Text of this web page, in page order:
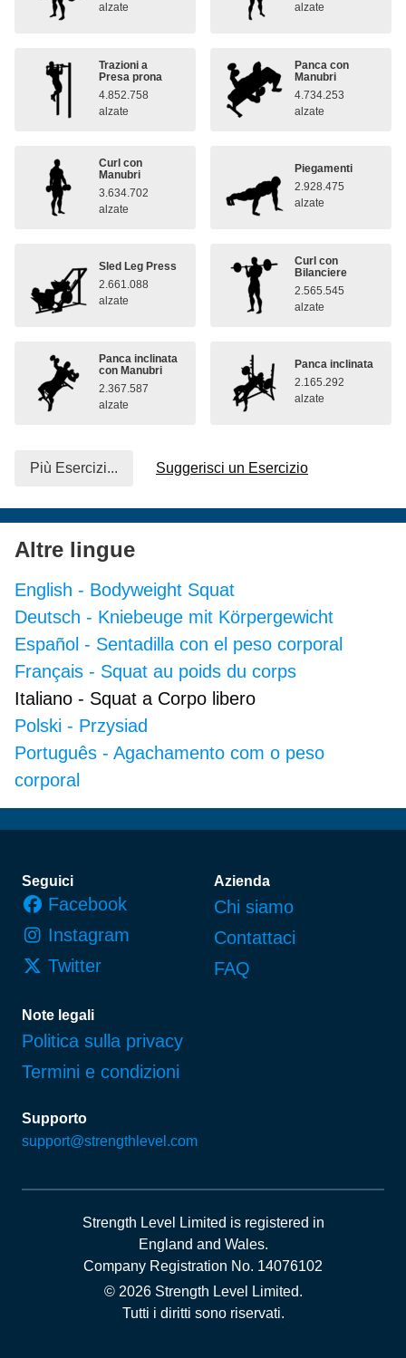
alzate
alzate
Trazioni a
Presa prona
4.852.758
alzate
Panca con
Manubri
4.734.253
alzate
Curl con
Manubri
3.634.702
alzate
Piegamenti
2.928.475
alzate
Sled Leg Press
2.661.088
alzate
Curl con
Bilanciere
2.565.545
alzate
Panca inclinata
con Manubri
2.367.587
alzate
Panca inclinata
2.165.292
alzate
Più Esercizi... Suggerisci un Esercizio
Altre lingue
English - Bodyweight Squat
Deutsch - Kniebeuge mit Körpergewicht
Español - Sentadilla con el peso corporal
Français - Squat au poids du corps
Italiano - Squat a Corpo libero
Polski - Przysiad
Português - Agachamento com o peso
corporal
Piè di pagina
Seguici
Facebook
Instagram
Twitter
Azienda
Chi siamo
Contattaci
FAQ
Note legali
Politica sulla privacy
Termini e condizioni
Supporto
support@strengthlevel.com
Strength Level Limited is registered in
England and Wales.
Company Registration No. 14076102
© 2026 Strength Level Limited.
Tutti i diritti sono riservati.